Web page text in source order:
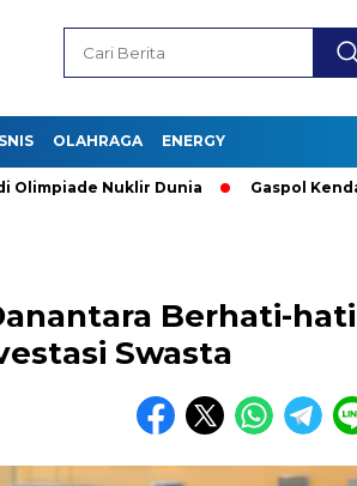
OLAHRAGA ENERGY
Nuklir Dunia Gaspol Kendaraan
Berhati-hati
Swasta